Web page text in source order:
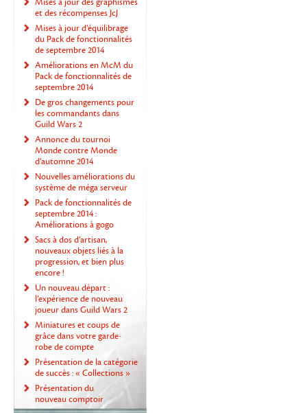
et des récompenses JcJ
Mises à jour d’équilibrage
du Pack de fonctionnalités
de septembre 2014
Améliorations en McM du
Pack de fonctionnalités de
septembre 2014
De gros changements pour
les commandants dans
Guild Wars 2
Annonce du tournoi
Monde contre Monde
d’automne 2014
Nouvelles améliorations du
système de méga serveur
Pack de fonctionnalités de
septembre 2014 :
Améliorations à gogo
Sacs à dos d’artisan,
nouveaux objets liés à la
progression, et bien plus
encore !
Un nouveau départ :
l’expérience de nouveau
joueur dans Guild Wars 2
Miniatures et coups de
grâce dans votre garde-
robe de compte
Présentation de la catégorie
de succès : « Collections »
Présentation du
nouveau comptoir